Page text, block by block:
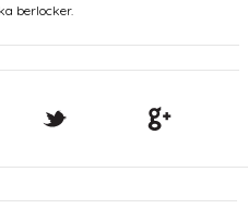
berlocker.